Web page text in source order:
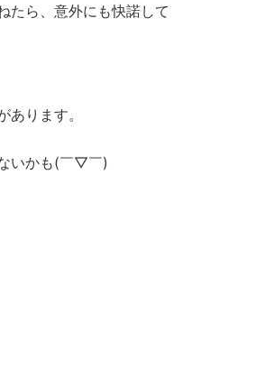
たら、意外にも快諾して
ります。
いかも(￣▽￣)